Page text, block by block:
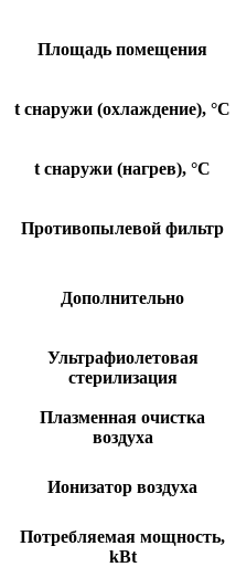
Площадь помещения
t снаружи (охлаждение), °C
t снаружи (нагрев), °C
Противопылевой фильтр
Дополнительно
Ультрафиолетовая
стерилизация
Плазменная очистка
воздуха
Ионизатор воздуха
Потребляемая мощность,
kBt